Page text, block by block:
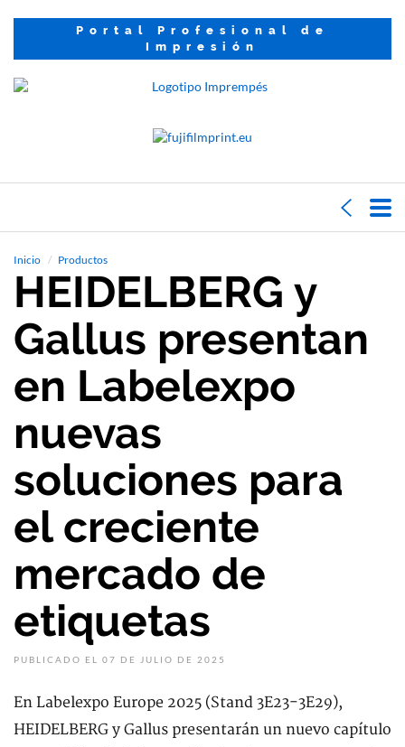
Portal Profesional de
Impresión
Inicio Productos
HEIDELBERG y
Gallus presentan
en Labelexpo
nuevas
soluciones para
el creciente
mercado de
etiquetas
PUBLICADO EL 07 DE JULIO DE 2025
En Labelexpo Europe 2025 (Stand 3E23-3E29),
HEIDELBERG y Gallus presentarán un nuevo capítulo